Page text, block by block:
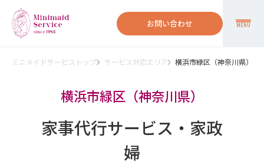
お問い合わせ MENU
ミニメイドサービストップ サービス対応エリア 横浜市緑区（神奈川県）
横浜市緑区（神奈川県）
家事代行サービス・家政
婦